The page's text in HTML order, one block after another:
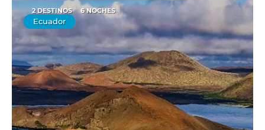
2 DESTINOS 6 NOCHES
Ecuador